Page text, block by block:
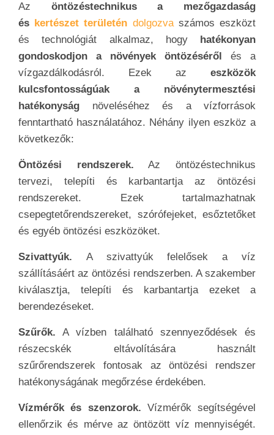
Az öntözéstechnikus a mezőgazdaság
és kertészet területén dolgozvaszámos eszközt
és technológiát alkalmaz, hogy hatékonyan
gondoskodjon a növények öntözéséről és a
vízgazdálkodásról. Ezek az eszközök
kulcsfontosságúak a növénytermesztési
hatékonyság növeléséhez és a vízforrások
fenntartható használatához. Néhány ilyen eszköz a
következők:
Öntözési rendszerek. Az öntözéstechnikus
tervezi, telepíti és karbantartja az öntözési
rendszereket. Ezek tartalmazhatnak
csepegtetőrendszereket, szórófejeket, esőztetőket
és egyéb öntözési eszközöket.
Szivattyúk. A szivattyúk felelősek a víz
szállításáért az öntözési rendszerben. A szakember
kiválasztja, telepíti és karbantartja ezeket a
berendezéseket.
Szűrők. A vízben található szennyeződések és
részecskék eltávolítására használt
szűrőrendszerek fontosak az öntözési rendszer
hatékonyságának megőrzése érdekében.
Vízmérők és szenzorok. Vízmérők segítségével
ellenőrzik és mérve az öntözött víz mennyiségét.